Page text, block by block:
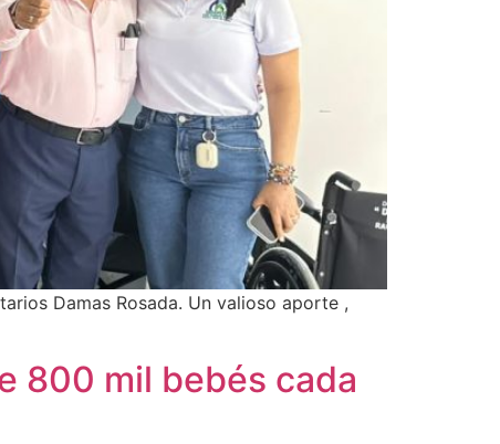
Damas Rosada. Un valioso aporte ,
800 mil bebés cada